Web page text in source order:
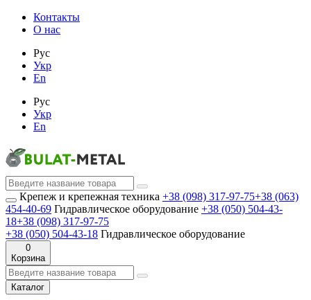
Контакты
О нас
Рус
Укр
En
Рус
Укр
En
Крепеж и крепежная техника +38 (098) 317-97-75+38 (063)
454-40-69 Гидравлическое оборудование +38 (050) 504-43-
18+38 (098) 317-97-75
+38 (050) 504-43-18 Гидравлическое оборудование
0
Корзина
Каталог